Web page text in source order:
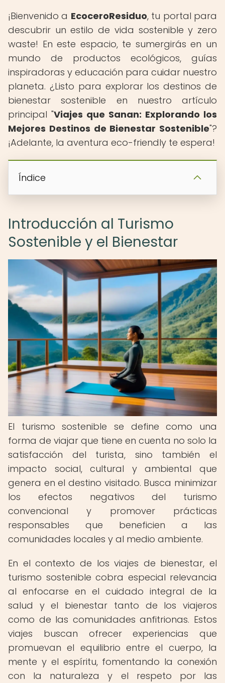
¡Bienvenido a EcoceroResiduo, tu portal para
descubrir un estilo de vida sostenible y zero
waste! En este espacio, te sumergirás en un
mundo de productos ecológicos, guías
inspiradoras y educación para cuidar nuestro
planeta. ¿Listo para explorar los destinos de
bienestar sostenible en nuestro artículo
principal "Viajes que Sanan: Explorando los
Mejores Destinos de Bienestar Sostenible"?
¡Adelante, la aventura eco-friendly te espera!
Índice
Introducción al Turismo
Sostenible y el Bienestar
El turismo sostenible se define como una
forma de viajar que tiene en cuenta no solo la
satisfacción del turista, sino también el
impacto social, cultural y ambiental que
genera en el destino visitado. Busca minimizar
los efectos negativos del turismo
convencional y promover prácticas
responsables que beneficien a las
comunidades locales y al medio ambiente.
En el contexto de los viajes de bienestar, el
turismo sostenible cobra especial relevancia
al enfocarse en el cuidado integral de la
salud y el bienestar tanto de los viajeros
como de las comunidades anfitrionas. Estos
viajes buscan ofrecer experiencias que
promuevan el equilibrio entre el cuerpo, la
mente y el espíritu, fomentando la conexión
con la naturaleza y el respeto por las